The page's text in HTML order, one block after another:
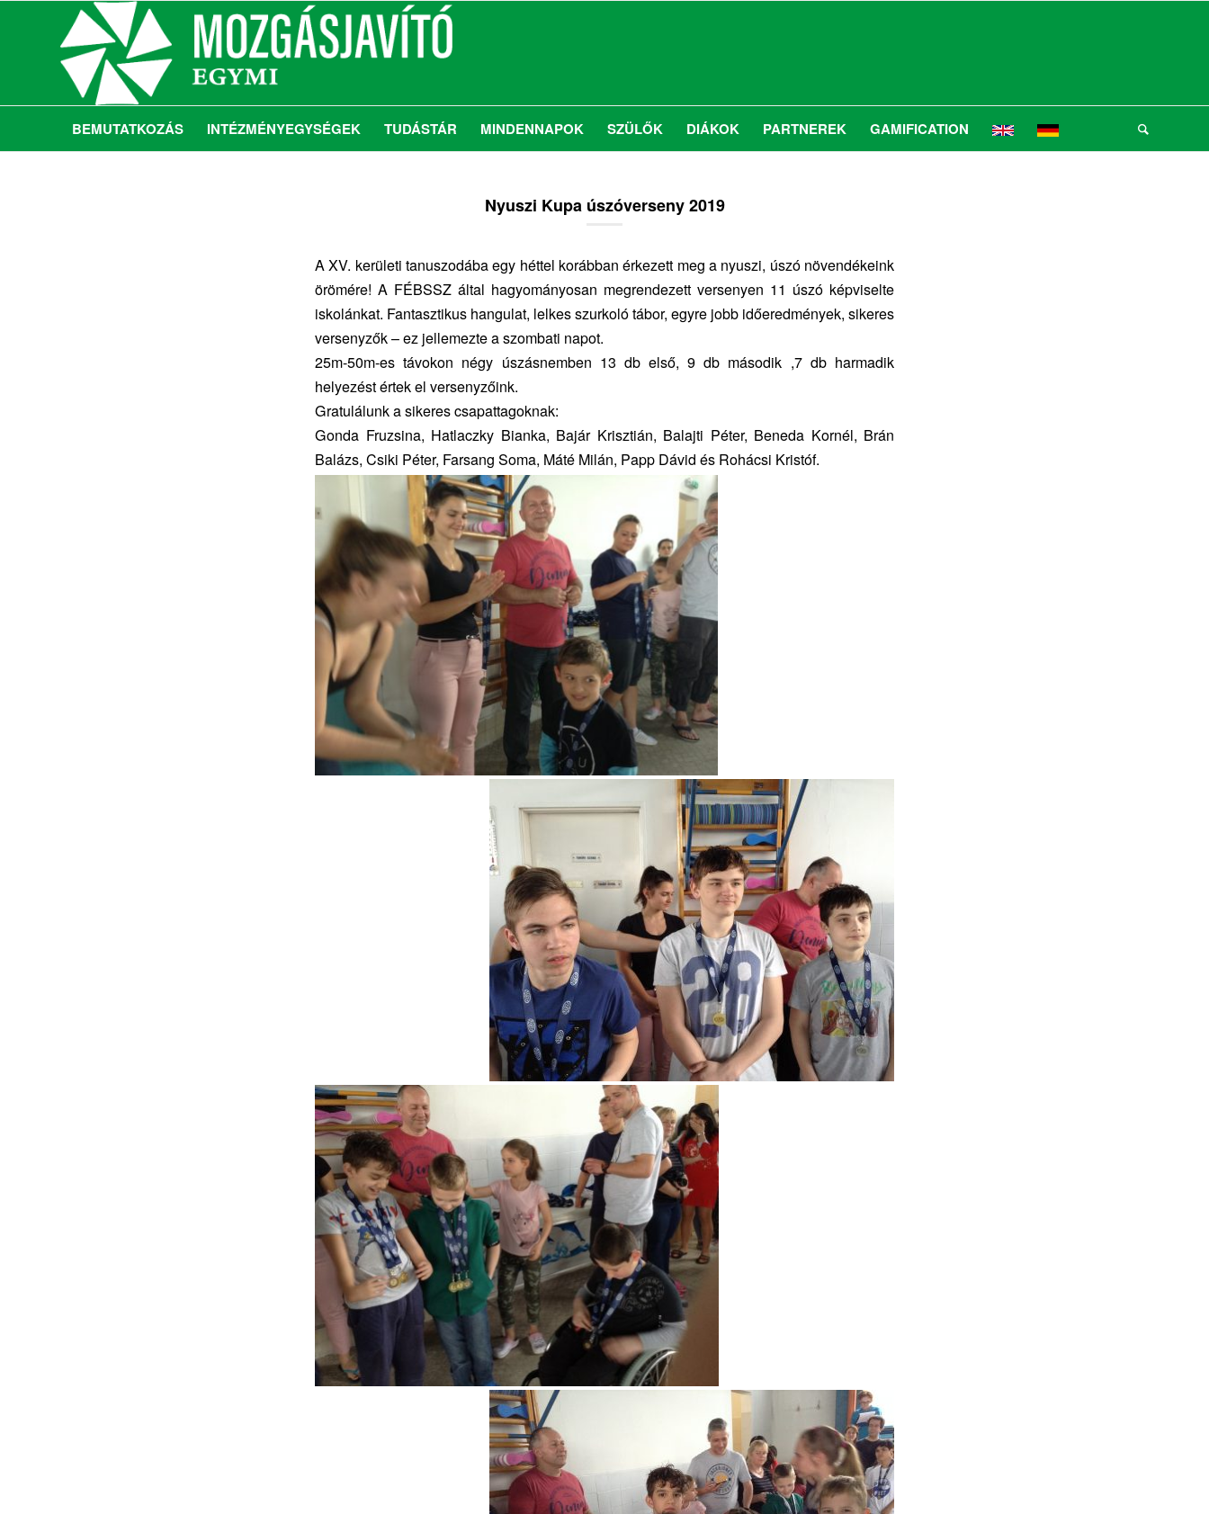
BEMUTATKOZÁS INTÉZMÉNYEGYSÉGEK TUDÁSTÁR MINDENNAPOK SZÜLŐK DIÁKOK PARTNEREK GAMIFICATION
Nyuszi Kupa úszóverseny 2019
A XV. kerületi tanuszodába egy héttel korábban érkezett meg a nyuszi, úszó növendékeink
örömére! A FÉBSSZ által hagyományosan megrendezett versenyen 11 úszó képviselte
iskolánkat. Fantasztikus hangulat, lelkes szurkoló tábor, egyre jobb időeredmények, sikeres
versenyzők – ez jellemezte a szombati napot.
25m-50m-es távokon négy úszásnemben 13 db első, 9 db második ,7 db harmadik
helyezést értek el versenyzőink.
Gratulálunk a sikeres csapattagoknak:
Gonda Fruzsina, Hatlaczky Bianka, Bajár Krisztián, Balajti Péter, Beneda Kornél, Brán
Balázs, Csiki Péter, Farsang Soma, Máté Milán, Papp Dávid és Rohácsi Kristóf.